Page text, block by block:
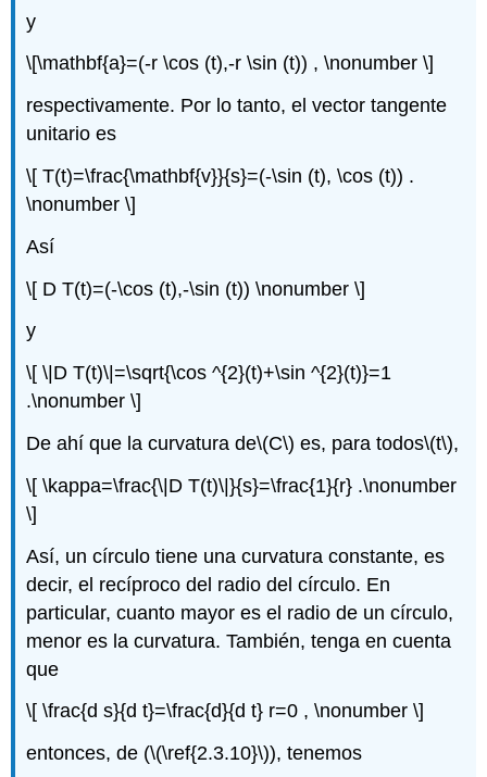
y
\[\mathbf{a}=(-r \cos (t),-r \sin (t)) , \nonumber \]
respectivamente. Por lo tanto, el vector tangente
unitario es
\[ T(t)=\frac{\mathbf{v}}{s}=(-\sin (t), \cos (t)) .
\nonumber \]
Así
\[ D T(t)=(-\cos (t),-\sin (t)) \nonumber \]
y
\[ \|D T(t)\|=\sqrt{\cos ^{2}(t)+\sin ^{2}(t)}=1
.\nonumber \]
De ahí que la curvatura de\(C\) es, para todos\(t\),
\[ \kappa=\frac{\|D T(t)\|}{s}=\frac{1}{r} .\nonumber
\]
Así, un círculo tiene una curvatura constante, es
decir, el recíproco del radio del círculo. En
particular, cuanto mayor es el radio de un círculo,
menor es la curvatura. También, tenga en cuenta
que
\[ \frac{d s}{d t}=\frac{d}{d t} r=0 , \nonumber \]
entonces, de (\(\ref{2.3.10}\)), tenemos